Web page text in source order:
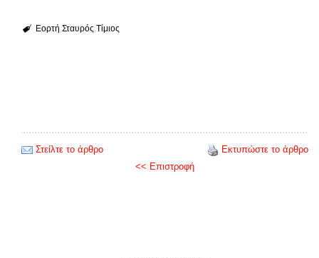
Εορτή Σταυρός Τίμιος
Στείλτε το άρθρο
Εκτυπώστε το άρθρο
<< Επιστροφή